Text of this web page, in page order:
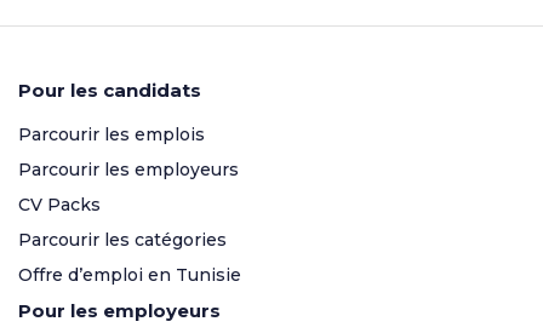
Pour les candidats
Parcourir les emplois
Parcourir les employeurs
CV Packs
Parcourir les catégories
Offre d’emploi en Tunisie
Pour les employeurs